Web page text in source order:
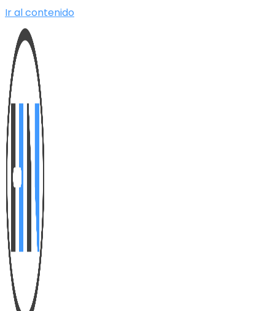
Ir al contenido